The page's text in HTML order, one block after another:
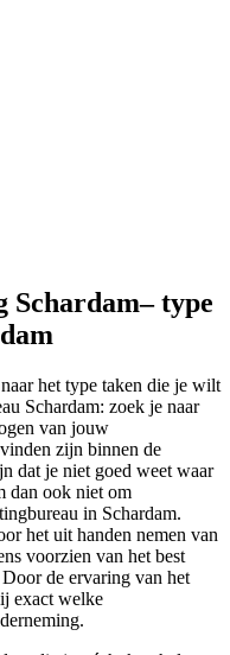
Schardam– type
het type taken die je wilt
Schardam: zoek je naar
van jouw
zijn binnen de
dat je niet goed weet waar
dan ook niet om
in Schardam.
het uit handen nemen van
voorzien van het best
de ervaring van het
exact welke